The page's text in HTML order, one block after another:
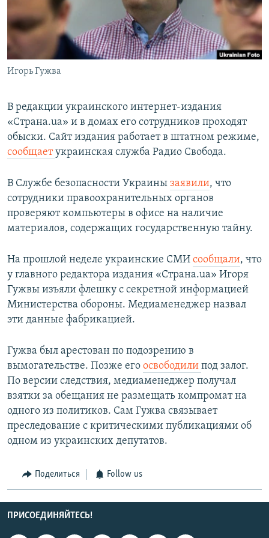
МИР
ГОЛОСА
ЧИТАЕМ ПРЕССУ
АРХИВ РАДИОПРОГРАММЫ
Все сайты РСЕ/РС
Игорь Гужва
В редакции украинского интернет-издания
«Страна.ua» и в домах его сотрудников проходят
обыски. Сайт издания работает в штатном режиме,
сообщаетукраинская служба Радио Свобода.
В Службе безопасности Украины заявили, что
сотрудники правоохранительных органов
проверяют компьютеры в офисе на наличие
материалов, содержащих государственную тайну.
На прошлой неделе украинские СМИ сообщали, что
у главного редактора издания «Страна.ua» Игоря
Гужвы изъяли флешку с секретной информацией
Министерства обороны. Медиаменеджер назвал
эти данные фабрикацией.
Гужва был арестован по подозрению в
вымогательстве. Позже его освободили под залог.
По версии следствия, медиаменеджер получал
взятки за обещания не размещать компромат на
одного из политиков. Сам Гужва связывает
преследование с критическими публикациями об
одном из украинских депутатов.
Поделиться Follow us
ПРИСОЕДИНЯЙТЕСЬ!